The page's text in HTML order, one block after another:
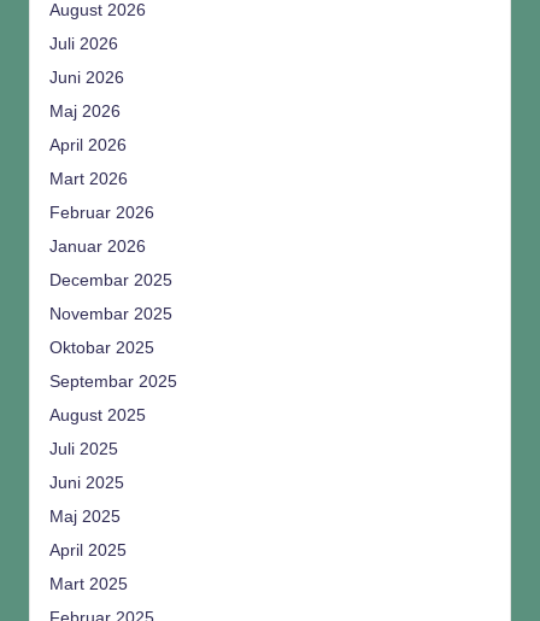
August 2026
Juli 2026
Juni 2026
Maj 2026
April 2026
Mart 2026
Februar 2026
Januar 2026
Decembar 2025
Novembar 2025
Oktobar 2025
Septembar 2025
August 2025
Juli 2025
Juni 2025
Maj 2025
April 2025
Mart 2025